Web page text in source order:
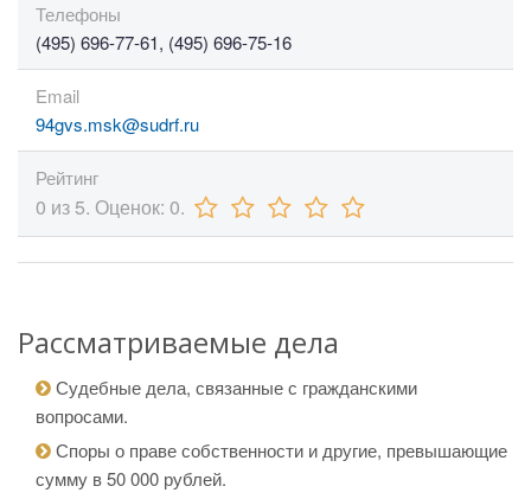
Телефоны
(495) 696-77-61, (495) 696-75-16
Email
94gvs.msk@sudrf.ru
Рейтинг
0 из5. Оценок: 0.
Рассматриваемые дела
Судебные дела, связанные с гражданскими
вопросами.
Споры о праве собственности и другие, превышающие
сумму в 50 000 рублей.